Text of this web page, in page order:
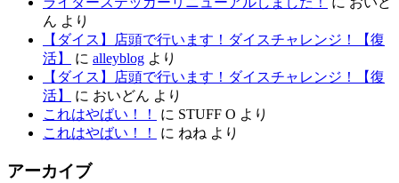
ん より
【ダイス】店頭で行います！ダイスチャレンジ！【復
活】
に alleyblog より
【ダイス】店頭で行います！ダイスチャレンジ！【復
活】
に おいどん より
これはやばい！！
に STUFF O より
これはやばい！！
に ねね より
アーカイブ